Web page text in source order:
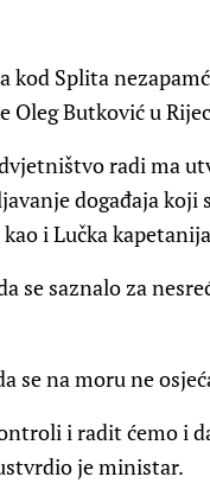
kod Splita
Butković u
radi ma
događaja
i Lučka
se saznalo za
se na moru ne
i radit ćemo i
je ministar.